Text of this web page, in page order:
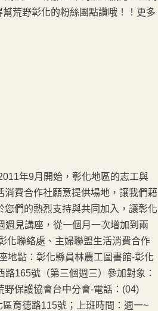
荒野彰化的粉絲團點讚哦！！更多
年9月開始，彰化地區的志工與
費合作社願意提供場地，讓我們藉
們的熱烈支持與共同加入，讓彰化
見講座，從一個月一次增加到兩
化聯絡處、主婦聯盟生活消費合作
地點：彰化縣員林農工圖書館-彰化
165號（第三個週三）參加對象：
保護協會台中分會-電話：(04)
育德路115號；上班時間：週一~